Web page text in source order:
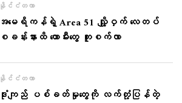
နိုင်ငံတကာ
အမေရိကန်ရဲ့ Area 51 လျှို့ဝှက် လေတပ်
စခန်းနားထိ တောမီးတွေ ကူးစက်လာ
နိုင်ငံတကာ
ဒုံးကျည် ပစ်ခတ်မှုတွေကို လက်တုံ့ပြန်တဲ့